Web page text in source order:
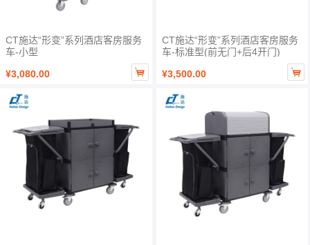
CT施达“形变”系列酒店客房服务
车-小型
¥3,080.00

CT施达“形变”系列酒店客房服务
车-标准型(前无门+后4开门)
¥3,500.00
